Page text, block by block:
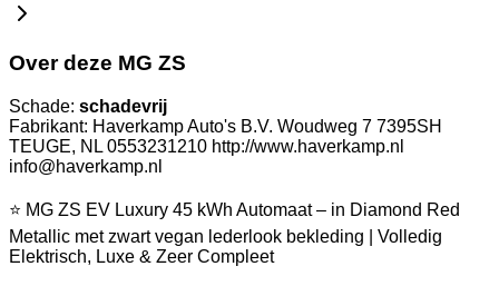
Over deze MG ZS
Schade: schadevrij
Fabrikant: Haverkamp Auto's B.V. Woudweg 7 7395SH
TEUGE, NL 0553231210 http://www.haverkamp.nl
info@haverkamp.nl
⭐ MG ZS EV Luxury 45 kWh Automaat – in Diamond Red
Metallic met zwart vegan lederlook bekleding | Volledig
Elektrisch, Luxe & Zeer Compleet